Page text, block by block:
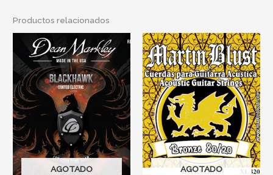
Productos relacionados
AGOTADO AGOTADO